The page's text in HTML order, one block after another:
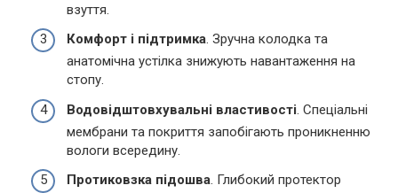
взуття.
Комфорт і підтримка. Зручна колодка та
анатомічна устілка знижують навантаження на
стопу.
Водовідштовхувальні властивості. Спеціальні
мембрани та покриття запобігають проникненню
вологи всередину.
Протиковзка підошва. Глибокий протектор